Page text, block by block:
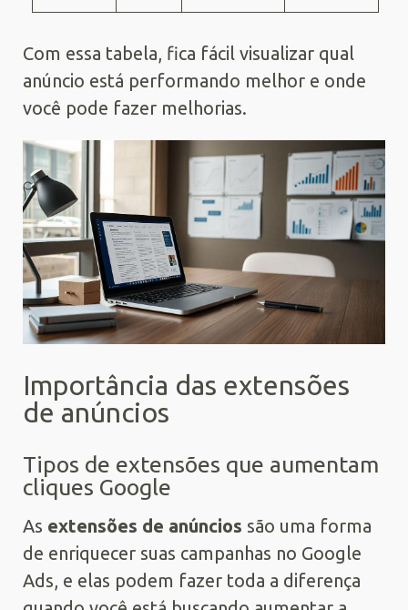
Com essa tabela, fica fácil visualizar qual
anúncio está performando melhor e onde
você pode fazer melhorias.
Importância das extensões
de anúncios
Tipos de extensões que aumentam
cliques Google
As extensões de anúncios são uma forma
de enriquecer suas campanhas no Google
Ads, e elas podem fazer toda a diferença